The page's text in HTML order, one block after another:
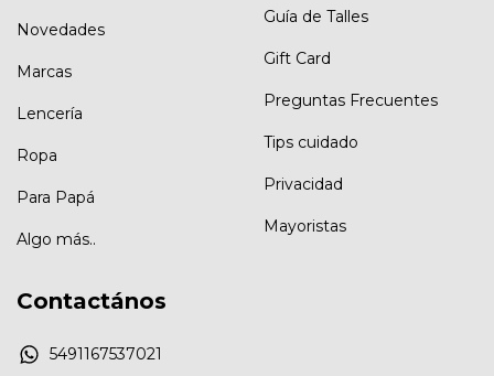
Novedades
Marcas
Lencería
Ropa
Para Papá
Algo más..
Guía de Talles
Gift Card
Preguntas Frecuentes
Tips cuidado
Privacidad
Mayoristas
Contactános
5491167537021